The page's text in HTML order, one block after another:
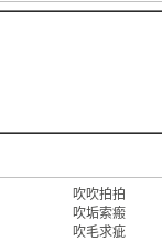
吹吹拍拍
吹垢索瘢
吹毛求疵